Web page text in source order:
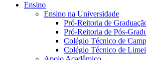
Ensino
Ensino na Universidade
Pró-Reitoria de
Pró-Reitoria de Pós-
Colégio Técnico de
Colégio Técnico de